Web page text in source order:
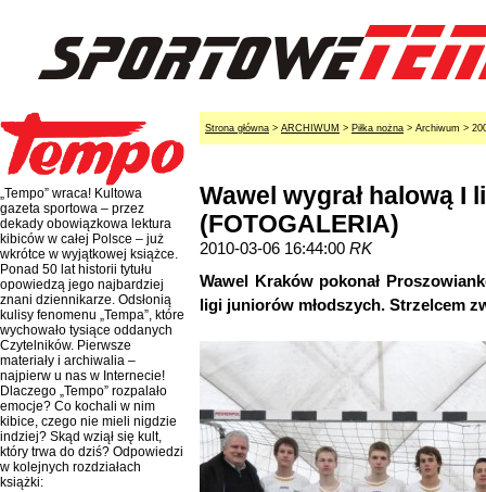
„Tempo” wraca! Kultowa
gazeta sportowa – przez
dekady obowiązkowa lektura
kibiców w całej Polsce – już
wkrótce w wyjątkowej książce.
Ponad 50 lat historii tytułu
opowiedzą jego najbardziej
znani dziennikarze. Odsłonią
kulisy fenomenu „Tempa”, które
wychowało tysiące oddanych
Czytelników. Pierwsze
materiały i archiwalia –
najpierw u nas w Internecie!
Dlaczego „Tempo” rozpalało
emocje? Co kochali w nim
kibice, czego nie mieli nigdzie
indziej? Skąd wziął się kult,
który trwa do dziś? Odpowiedzi
w kolejnych rozdziałach
książki:
Strona główna > ARCHIWUM > Piłka nożna > Archiwum >
Wawel wygrał halową I
(FOTOGALERIA)
2010-03-06 16:44:00 RK
Wawel Kraków pokonał
ligi juniorów młodszych. Strzelcem